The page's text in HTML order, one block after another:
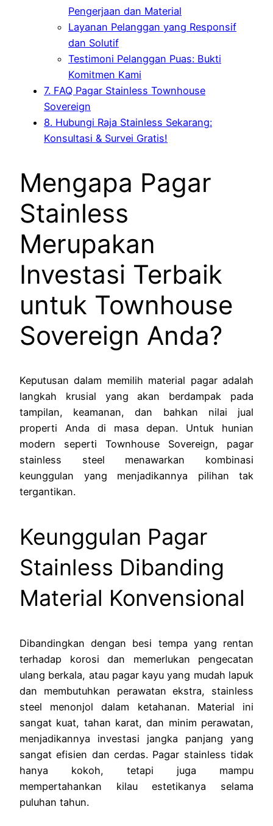
Pengerjaan dan Material
Layanan Pelanggan yang Responsif
dan Solutif
Testimoni Pelanggan Puas: Bukti
Komitmen Kami
7. FAQ Pagar Stainless Townhouse
Sovereign
8. Hubungi Raja Stainless Sekarang:
Konsultasi & Survei Gratis!
Mengapa Pagar
Stainless
Merupakan
Investasi Terbaik
untuk Townhouse
Sovereign Anda?
Keputusan dalam memilih material pagar adalah
langkah krusial yang akan berdampak pada
tampilan, keamanan, dan bahkan nilai jual
properti Anda di masa depan. Untuk hunian
modern seperti Townhouse Sovereign, pagar
stainless steel menawarkan kombinasi
keunggulan yang menjadikannya pilihan tak
tergantikan.
Keunggulan Pagar
Stainless Dibanding
Material Konvensional
Dibandingkan dengan besi tempa yang rentan
terhadap korosi dan memerlukan pengecatan
ulang berkala, atau pagar kayu yang mudah lapuk
dan membutuhkan perawatan ekstra, stainless
steel menonjol dalam ketahanan. Material ini
sangat kuat, tahan karat, dan minim perawatan,
menjadikannya investasi jangka panjang yang
sangat efisien dan cerdas. Pagar stainless tidak
hanya kokoh, tetapi juga mampu
mempertahankan kilau estetikanya selama
puluhan tahun.